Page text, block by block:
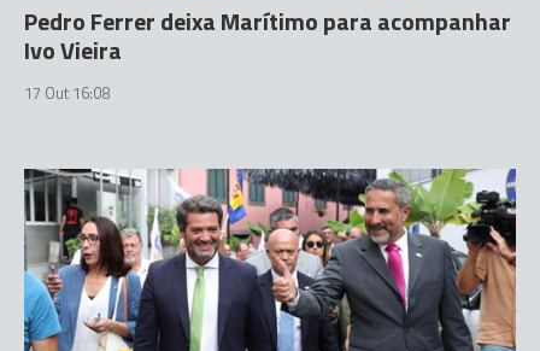
Pedro Ferrer deixa Marítimo para acompanhar
Ivo Vieira
17 Out 16:08